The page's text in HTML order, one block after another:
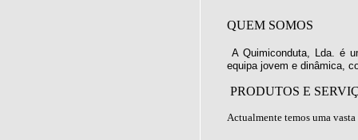
QUEM SOMOS
A Quimiconduta, Lda. é
equipa jovem e dinâmica,
PRODUTOS E
Actualmente temos uma